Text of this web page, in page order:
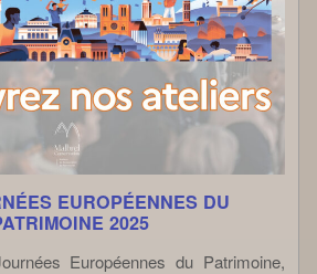
EUROPÉENNES DU
2025
Européennes du Patrimoine,